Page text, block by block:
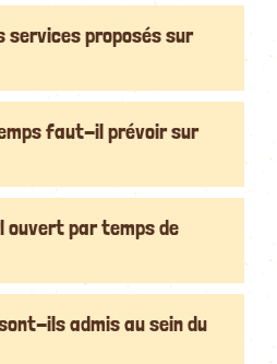
services proposés sur
faut-il prévoir sur
par temps de
ils admis au sein du